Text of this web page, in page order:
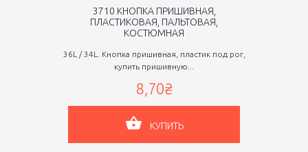
3710 КНОПКА ПРИШИВНАЯ,
ПЛАСТИКОВАЯ, ПАЛЬТОВАЯ,
КОСТЮМНАЯ
36L / 34L. Кнопка пришивная, пластик под рог,
купить пришивную...
8,70₴
КУПИТЬ